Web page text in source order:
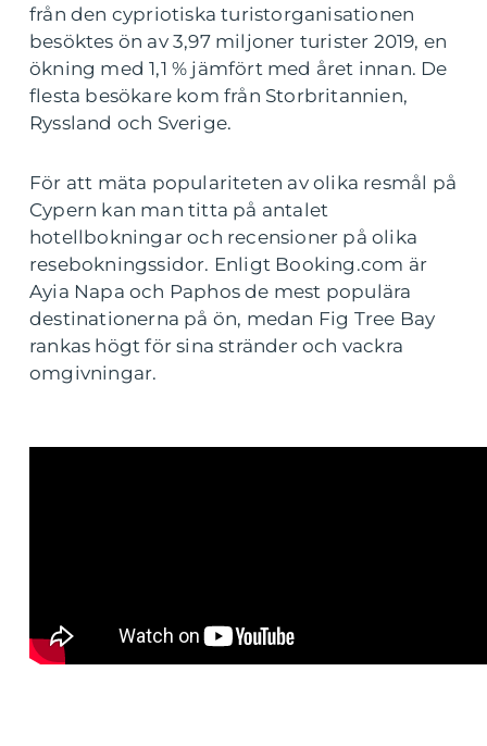
från den cypriotiska turistorganisationen
besöktes ön av 3,97 miljoner turister 2019, en
ökning med 1,1 % jämfört med året innan. De
flesta besökare kom från Storbritannien,
Ryssland och Sverige.
För att mäta populariteten av olika resmål på
Cypern kan man titta på antalet
hotellbokningar och recensioner på olika
resebokningssidor. Enligt Booking.com är
Ayia Napa och Paphos de mest populära
destinationerna på ön, medan Fig Tree Bay
rankas högt för sina stränder och vackra
omgivningar.